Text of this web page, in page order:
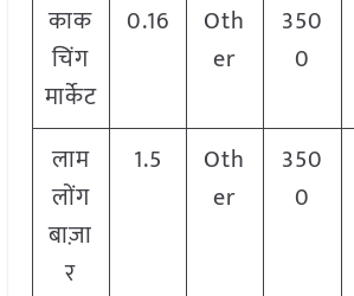
काक
चिंग
मार्केट
0.16
Oth
er
350
0
लाम
लोंग
बाज़ा
र
1.5
Oth
er
350
0